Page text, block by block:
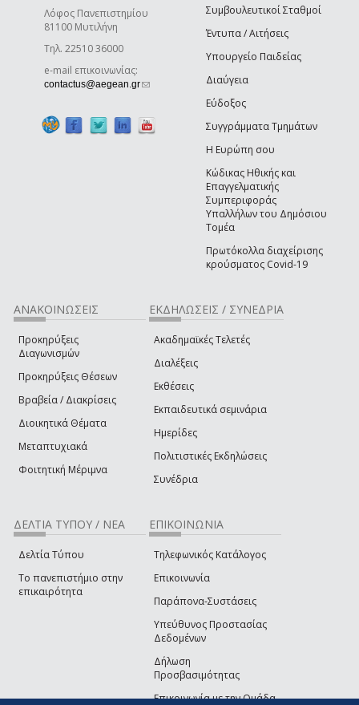
Λόφος Πανεπιστημίου
81100 Μυτιλήνη
Τηλ. 22510 36000
e-mail επικοινωνίας:
contactus@aegean.gr(link sends e-mail)
Συμβουλευτικοί Σταθμοί
Έντυπα / Αιτήσεις
Υπουργείο Παιδείας
Διαύγεια
Εύδοξος
Συγγράμματα Τμημάτων
Η Ευρώπη σου
Κώδικας Ηθικής και
Επαγγελματικής
Συμπεριφοράς
Υπαλλήλων του Δημόσιου
Τομέα
Πρωτόκολλα διαχείρισης
κρούσματος Covid-19
ΑΝΑΚΟΙΝΩΣΕΙΣ
Προκηρύξεις
Διαγωνισμών
Προκηρύξεις Θέσεων
Βραβεία / Διακρίσεις
Διοικητικά Θέματα
Μεταπτυχιακά
Φοιτητική Μέριμνα
ΕΚΔΗΛΩΣΕΙΣ / ΣΥΝΕΔΡΙΑ
Ακαδημαϊκές Τελετές
Διαλέξεις
Εκθέσεις
Εκπαιδευτικά σεμινάρια
Ημερίδες
Πολιτιστικές Εκδηλώσεις
Συνέδρια
ΔΕΛΤΙΑ ΤΥΠΟΥ / ΝΕΑ
Δελτία Τύπου
Το πανεπιστήμιο στην
επικαιρότητα
ΕΠΙΚΟΙΝΩΝΙΑ
Τηλεφωνικός Κατάλογος
Επικοινωνία
Παράπονα-Συστάσεις
Υπεύθυνος Προστασίας
Δεδομένων
Δήλωση
Προσβασιμότητας
Επικοινωνία με την Ομάδα